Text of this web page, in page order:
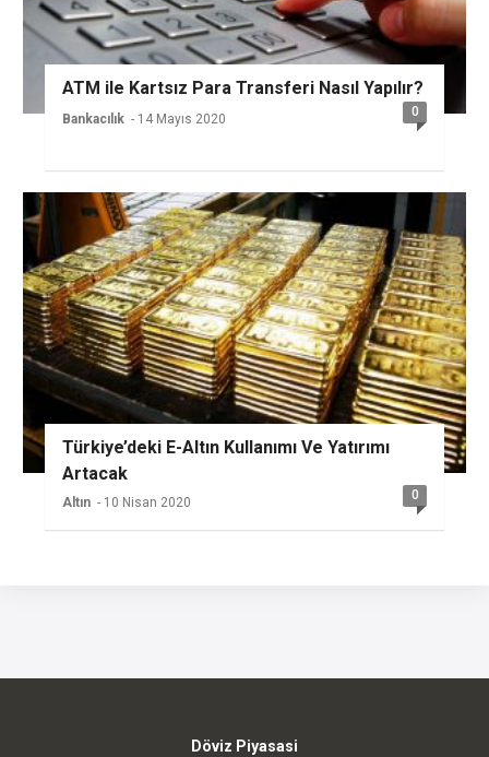
ATM ile Kartsız Para Transferi Nasıl Yapılır?
Bankacılık - 14 Mayıs 2020 0
Türkiye’deki E-Altın Kullanımı Ve Yatırımı
Artacak
Altın - 10 Nisan 2020 0
Döviz Piyasasi